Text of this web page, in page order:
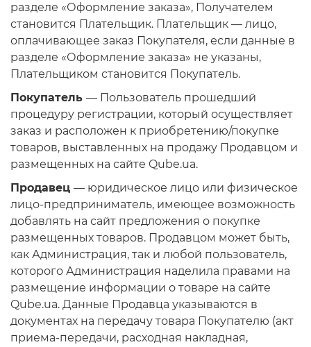
разделе «Оформление заказа», Получателем
становится Плательщик. Плательщик — лицо,
оплачивающее заказ Покупателя, если данные в
разделе «Оформление заказа» не указаны,
Плательщиком становится Покупатель.
Покупатель — Пользователь прошедший
процедуру регистрации, который осуществляет
заказ и расположен к приобретению/покупке
товаров, выставленных на продажу Продавцом и
размещенных на сайте Qube.ua.
Продавец — юридическое лицо или физическое
лицо-предприниматель, имеющее возможность
добавлять на сайт предложения о покупке
размещенных товаров. Продавцом может быть,
как Администрация, так и любой пользователь,
которого Администрация наделила правами на
размещение информации о товаре на сайте
Qube.ua. Данные Продавца указываются в
документах на передачу товара Покупателю (акт
приема-передачи, расходная накладная,